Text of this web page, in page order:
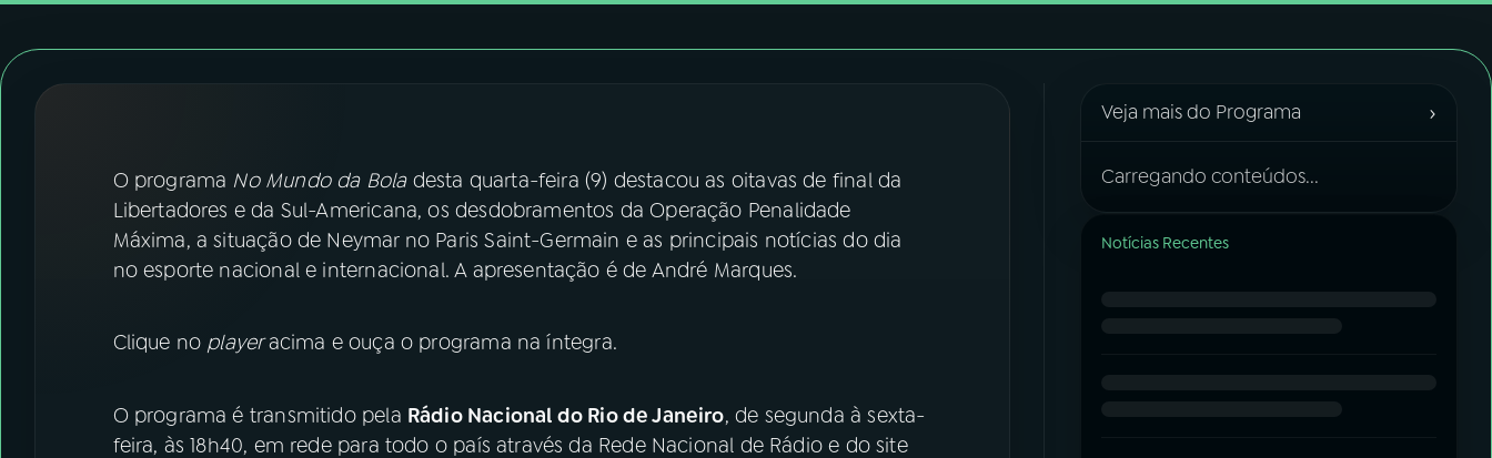
ACOMPANHE A RÁDIO NACIONAL
YouTube Facebook
O programa No Mundo da Boladesta quarta-feira (9) destacou as oitavas de final da
Libertadores e da Sul-Americana, os desdobramentos da Operação Penalidade
Máxima, a situação de Neymar no Paris Saint-Germain e as principais notícias do dia
no esporte nacional e internacional. A apresentação é de André Marques.
Clique no playeracima e ouça o programa na íntegra.
O programa é transmitido pela Rádio Nacional do Rio de Janeiro, de segunda à sexta-
feira, às 18h40, em rede para todo o país através da Rede Nacional de Rádio e do site
Veja mais do Programa ›
Carregando conteúdos...
Notícias Recentes